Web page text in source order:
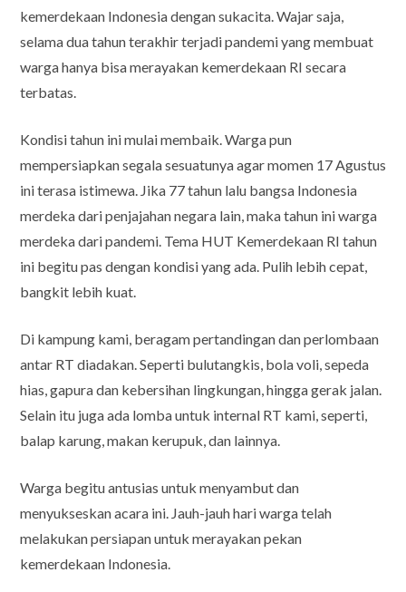
kemerdekaan Indonesia dengan sukacita. Wajar saja,
selama dua tahun terakhir terjadi pandemi yang membuat
warga hanya bisa merayakan kemerdekaan RI secara
terbatas.
Kondisi tahun ini mulai membaik. Warga pun
mempersiapkan segala sesuatunya agar momen 17 Agustus
ini terasa istimewa. Jika 77 tahun lalu bangsa Indonesia
merdeka dari penjajahan negara lain, maka tahun ini warga
merdeka dari pandemi. Tema HUT Kemerdekaan RI tahun
ini begitu pas dengan kondisi yang ada. Pulih lebih cepat,
bangkit lebih kuat.
Di kampung kami, beragam pertandingan dan perlombaan
antar RT diadakan. Seperti bulutangkis, bola voli, sepeda
hias, gapura dan kebersihan lingkungan, hingga gerak jalan.
Selain itu juga ada lomba untuk internal RT kami, seperti,
balap karung, makan kerupuk, dan lainnya.
Warga begitu antusias untuk menyambut dan
menyukseskan acara ini. Jauh-jauh hari warga telah
melakukan persiapan untuk merayakan pekan
kemerdekaan Indonesia.